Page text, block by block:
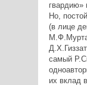
гвардию»
Но,
(в лице
самый
их вклад